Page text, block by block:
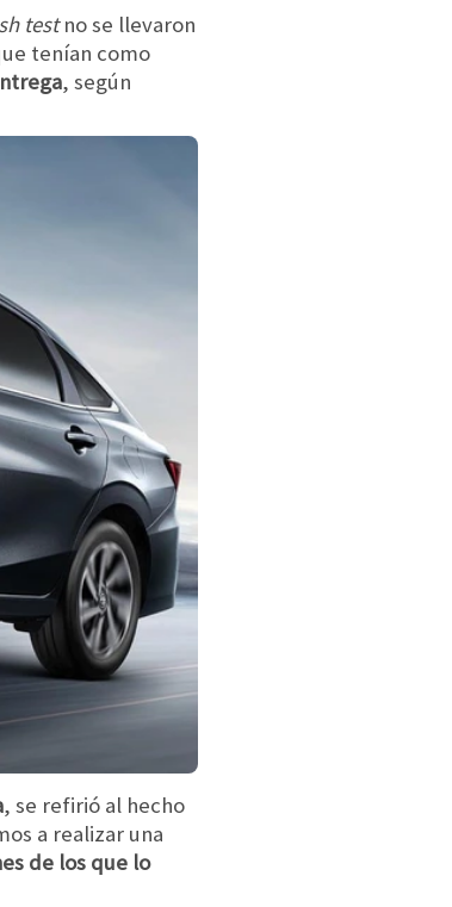
testno se llevaron
tenían como
, según
, se refirió al hecho
a realizar una
de los que lo